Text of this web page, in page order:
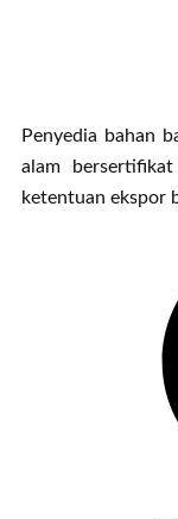
Penyedia bahan
alam
ketentuan ekspor